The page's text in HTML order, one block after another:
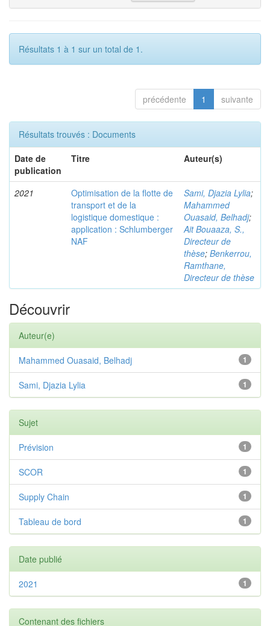
Résultats 1 à 1 sur un total de 1.
précédente 1 suivante
Résultats trouvés : Documents
Date de
publication
Titre Auteur(s)
2021
Optimisation de la flotte de
transport et de la
logistique domestique :
application : Schlumberger
NAF
Sami, Djazia Lylia;
Mahammed
Ouasaid, Belhadj;
Ait Bouaaza, S.,
Directeur de
thèse; Benkerrou,
Ramthane,
Directeur de thèse
Découvrir
Auteur(e)
1
Mahammed Ouasaid, Belhadj
1
Sami, Djazia Lylia
Sujet
1
Prévision
1
SCOR
1
Supply Chain
1
Tableau de bord
Date publié
1
2021
Contenant des fichiers